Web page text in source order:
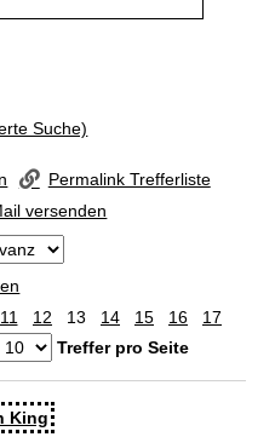
Suche)
Permalink Trefferliste
versenden
11 12 13 14 15 16
17
Treffer pro Seite
King